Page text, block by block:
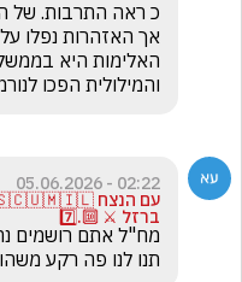
והמילולית הפכו
02:22 - 05.06.2026
ברזל ⚔️ 🔟.7️⃣
תנו לנו פה רקע